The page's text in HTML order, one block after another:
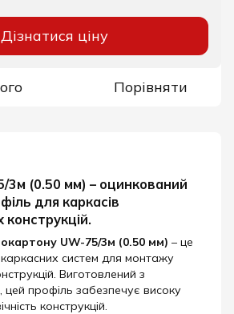
Дізнатися ціну
Порівняти
3м (0.50 мм) – оцинкований
для каркасів
конструкцій.
UW-75/3м (0.50 мм) – це
систем для монтажу
Виготовлений з
цей профіль забезпечує високу
конструкцій.​